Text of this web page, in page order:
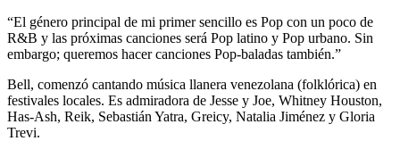
“El género principal de mi primer sencillo es Pop con un poco de
R&B y las próximas canciones será Pop latino y Pop urbano. Sin
embargo; queremos hacer canciones Pop-baladas también.”
Bell, comenzó cantando música llanera venezolana (folklórica) en
festivales locales. Es admiradora de Jesse y Joe, Whitney Houston,
Has-Ash, Reik, Sebastián Yatra, Greicy, Natalia Jiménez y Gloria
Trevi.